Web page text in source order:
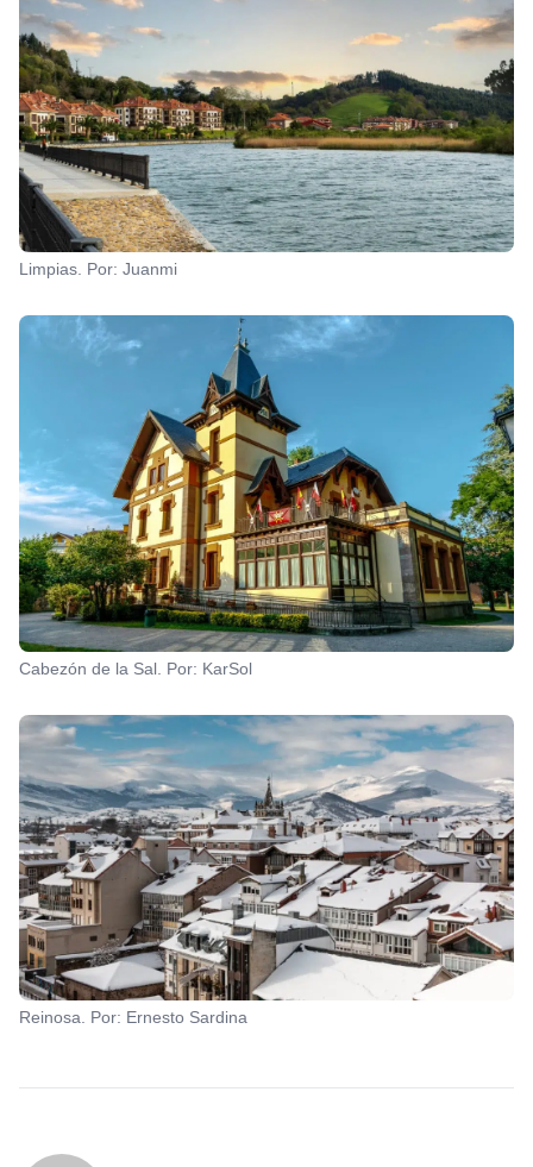
Limpias. Por: Juanmi
Cabezón de la Sal. Por: KarSol
Reinosa. Por: Ernesto Sardina